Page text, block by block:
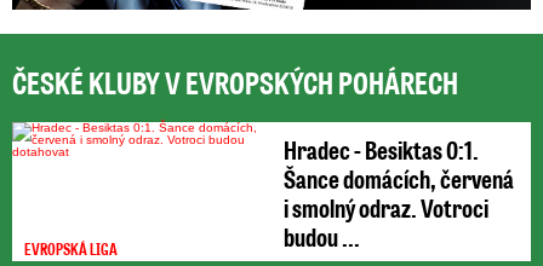
ČESKÉ KLUBY V EVROPSKÝCH POHÁRECH
EVROPSKÁ LIGA
Hradec - Besiktas 0:1.
Šance domácích, červená
i smolný odraz. Votroci
budou ...